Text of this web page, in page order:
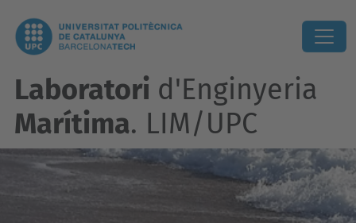
Laboratori d'Enginyeria
Marítima. LIM/UPC